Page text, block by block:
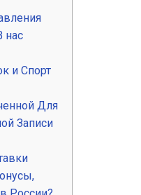
нас
и Спорт
Для
Записи